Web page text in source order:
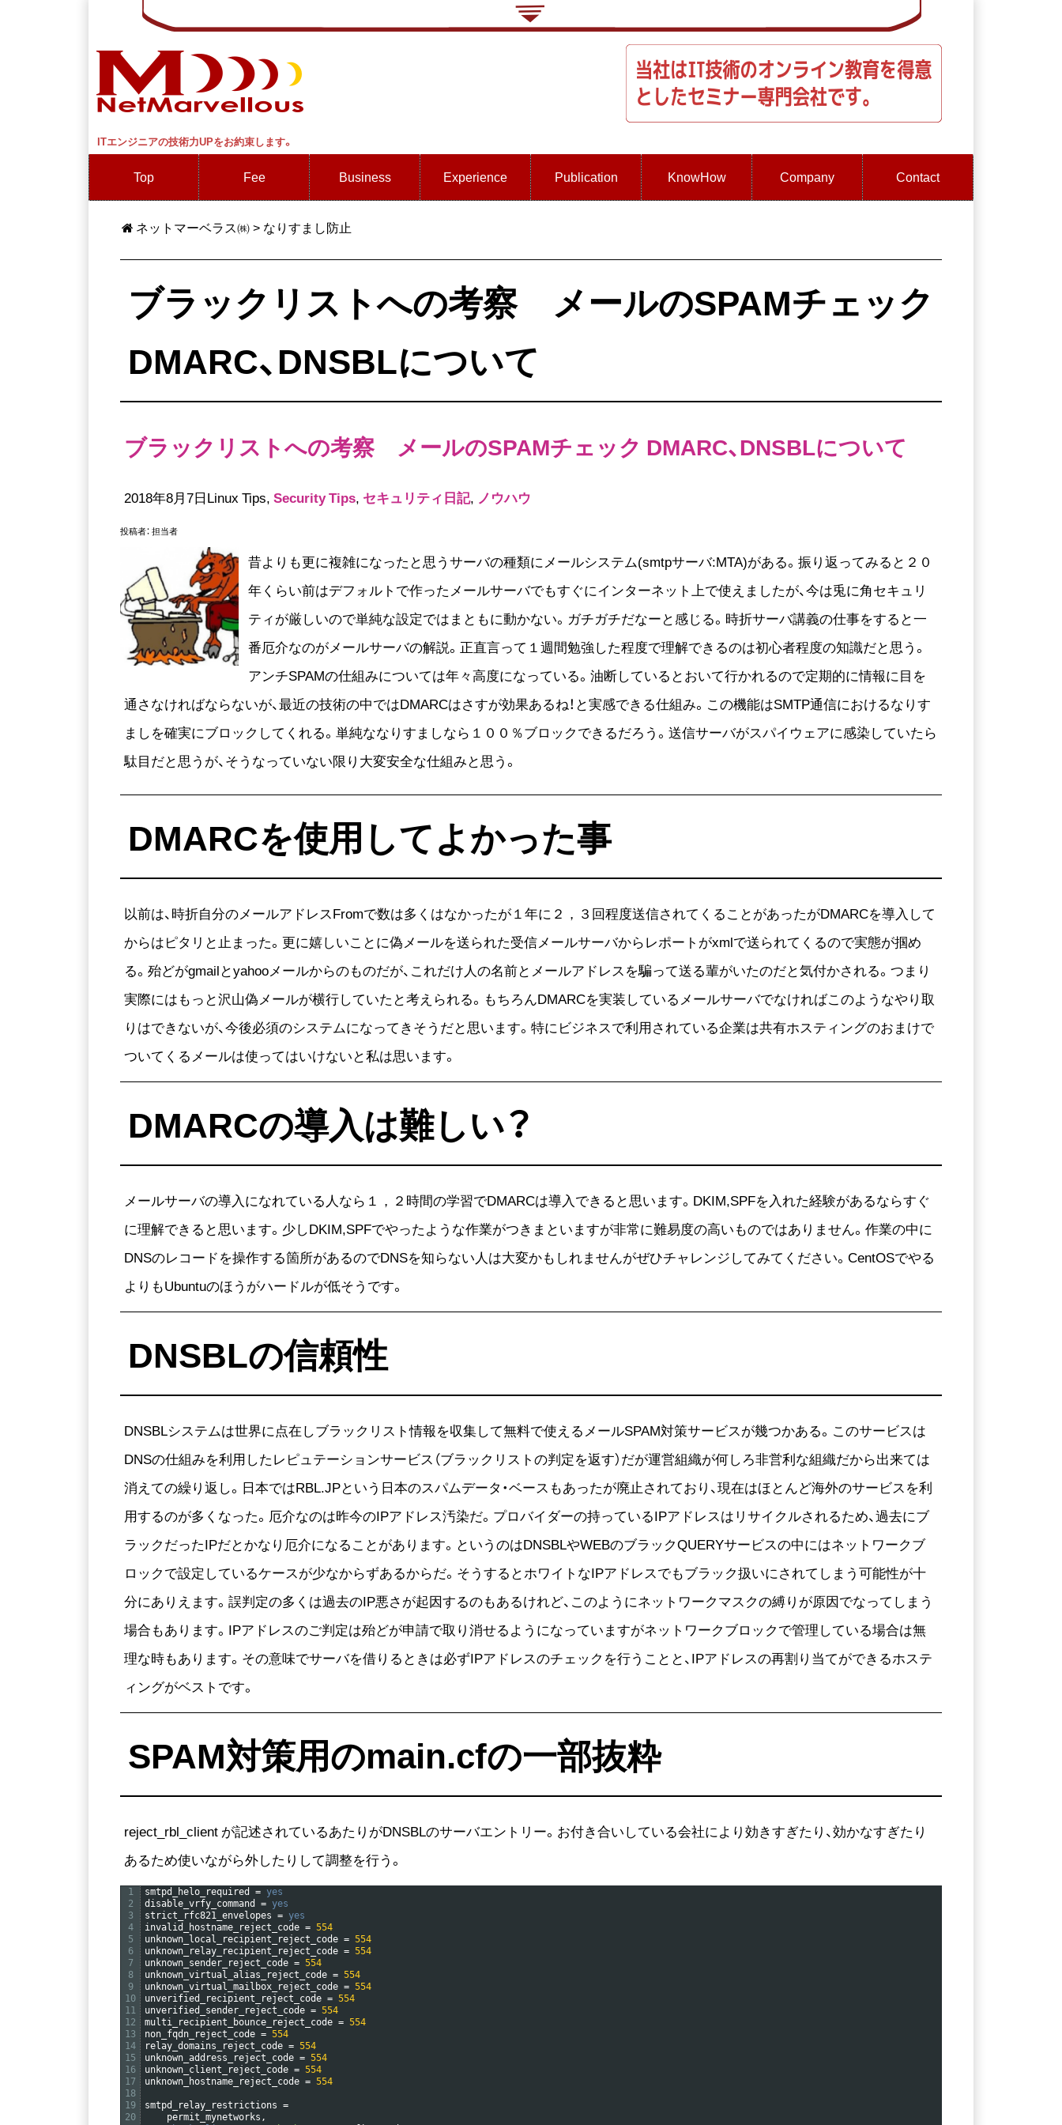
ITエンジニアの技術力UPをお約束します。
Top Fee Business Experience Publication KnowHow Company Contact
ネットマーベラス㈱> なりすまし防止
ブラックリストへの考察 メールのSPAMチェック
DMARC、DNSBLについて
ブラックリストへの考察 メールのSPAMチェック DMARC、DNSBLについて
2018年8月7日Linux Tips, Security Tips, セキュリティ日記, ノウハウ
投稿者：担当者
昔よりも更に複雑になったと思うサーバの種類にメールシステム(smtpサーバ:MTA)がある。振り返ってみると２０
年くらい前はデフォルトで作ったメールサーバでもすぐにインターネット上で使えましたが、今は兎に角セキュリ
ティが厳しいので単純な設定ではまともに動かない。ガチガチだなーと感じる。時折サーバ講義の仕事をすると一
番厄介なのがメールサーバの解説。正直言って１週間勉強した程度で理解できるのは初心者程度の知識だと思う。
アンチSPAMの仕組みについては年々高度になっている。油断しているとおいて行かれるので定期的に情報に目を
通さなければならないが、最近の技術の中ではDMARCはさすが効果あるね！と実感できる仕組み。この機能はSMTP通信におけるなりす
ましを確実にブロックしてくれる。単純ななりすましなら１００％ブロックできるだろう。送信サーバがスパイウェアに感染していたら
駄目だと思うが、そうなっていない限り大変安全な仕組みと思う。
DMARCを使用してよかった事
以前は、時折自分のメールアドレスFromで数は多くはなかったが１年に２，３回程度送信されてくることがあったがDMARCを導入して
からはピタリと止まった。更に嬉しいことに偽メールを送られた受信メールサーバからレポートがxmlで送られてくるので実態が掴め
る。殆どがgmailとyahooメールからのものだが、これだけ人の名前とメールアドレスを騙って送る輩がいたのだと気付かされる。つまり
実際にはもっと沢山偽メールが横行していたと考えられる。もちろんDMARCを実装しているメールサーバでなければこのようなやり取
りはできないが、今後必須のシステムになってきそうだと思います。特にビジネスで利用されている企業は共有ホスティングのおまけで
ついてくるメールは使ってはいけないと私は思います。
DMARCの導入は難しい？
メールサーバの導入になれている人なら１，２時間の学習でDMARCは導入できると思います。DKIM,SPFを入れた経験があるならすぐ
に理解できると思います。少しDKIM,SPFでやったような作業がつきまといますが非常に難易度の高いものではありません。作業の中に
DNSのレコードを操作する箇所があるのでDNSを知らない人は大変かもしれませんがぜひチャレンジしてみてください。CentOSでやる
よりもUbuntuのほうがハードルが低そうです。
DNSBLの信頼性
DNSBLシステムは世界に点在しブラックリスト情報を収集して無料で使えるメールSPAM対策サービスが幾つかある。このサービスは
DNSの仕組みを利用したレピュテーションサービス（ブラックリストの判定を返す）だが運営組織が何しろ非営利な組織だから出来ては
消えての繰り返し。日本ではRBL.JPという日本のスパムデータ・ベースもあったが廃止されており、現在はほとんど海外のサービスを利
用するのが多くなった。厄介なのは昨今のIPアドレス汚染だ。プロバイダーの持っているIPアドレスはリサイクルされるため、過去にブ
ラックだったIPだとかなり厄介になることがあります。というのはDNSBLやWEBのブラックQUERYサービスの中にはネットワークブ
ロックで設定しているケースが少なからずあるからだ。そうするとホワイトなIPアドレスでもブラック扱いにされてしまう可能性が十
分にありえます。誤判定の多くは過去のIP悪さが起因するのもあるけれど、このようにネットワークマスクの縛りが原因でなってしまう
場合もあります。IPアドレスのご判定は殆どが申請で取り消せるようになっていますがネットワークブロックで管理している場合は無
理な時もあります。その意味でサーバを借りるときは必ずIPアドレスのチェックを行うことと、IPアドレスの再割り当てができるホステ
ィングがベストです。
SPAM対策用のmain.cfの一部抜粋
reject_rbl_client が記述されているあたりがDNSBLのサーバエントリー。お付き合いしている会社により効きすぎたり、効かなすぎたり
あるため使いながら外したりして調整を行う。
1
2
3
4
5
6
7
8
9
10
11
12
13
14
15
16
17
18
19
20
smtpd_helo_required = yes
disable_vrfy_command
= yes
strict_rfc821_envelopes = yes
invalid_hostname_reject_code = 554
unknown_local_recipient_reject_code = 554
unknown_relay_recipient_reject_code = 554
unknown_sender_reject_code = 554
unknown_virtual_alias_reject_code = 554
unknown_virtual_mailbox_reject_code = 554
unverified_recipient_reject_code = 554
unverified_sender_reject_code = 554
multi_recipient_bounce_reject_code = 554
non_fqdn_reject_code = 554
relay_domains_reject_code = 554
unknown_address_reject_code = 554
unknown_client_reject_code = 554
unknown_hostname_reject_code = 554
smtpd_relay_restrictions =
permit_mynetworks ,